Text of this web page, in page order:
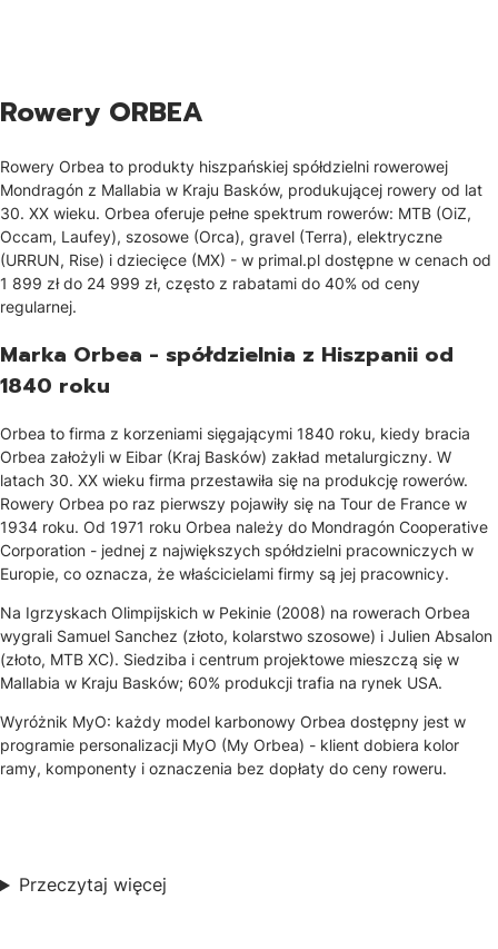
Rowery ORBEA
Rowery Orbea to produkty hiszpańskiej spółdzielni rowerowej
Mondragón z Mallabia w Kraju Basków, produkującej rowery od lat
30. XX wieku. Orbea oferuje pełne spektrum rowerów: MTB (OiZ,
Occam, Laufey), szosowe (Orca), gravel (Terra), elektryczne
(URRUN, Rise) i dziecięce (MX) - w primal.pl dostępne w cenach od
1 899 zł do 24 999 zł, często z rabatami do 40% od ceny
regularnej.
Marka Orbea - spółdzielnia z Hiszpanii od
1840 roku
Orbea to firma z korzeniami sięgającymi 1840 roku, kiedy bracia
Orbea założyli w Eibar (Kraj Basków) zakład metalurgiczny. W
latach 30. XX wieku firma przestawiła się na produkcję rowerów.
Rowery Orbea po raz pierwszy pojawiły się na Tour de France w
1934 roku. Od 1971 roku Orbea należy do Mondragón Cooperative
Corporation - jednej z największych spółdzielni pracowniczych w
Europie, co oznacza, że właścicielami firmy są jej pracownicy.
Na Igrzyskach Olimpijskich w Pekinie (2008) na rowerach Orbea
wygrali Samuel Sanchez (złoto, kolarstwo szosowe) i Julien Absalon
(złoto, MTB XC). Siedziba i centrum projektowe mieszczą się w
Mallabia w Kraju Basków; 60% produkcji trafia na rynek USA.
Wyróżnik MyO: każdy model karbonowy Orbea dostępny jest w
programie personalizacji MyO (My Orbea) - klient dobiera kolor
ramy, komponenty i oznaczenia bez dopłaty do ceny roweru.
Przeczytaj więcej